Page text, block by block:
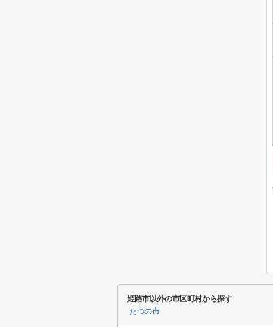
姫路市以外の市区町村から探す
たつの市